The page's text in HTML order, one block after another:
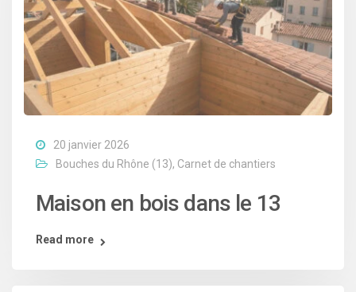
20 janvier 2026
Bouches du Rhône (13), Carnet de chantiers
Maison en bois dans le 13
Read more